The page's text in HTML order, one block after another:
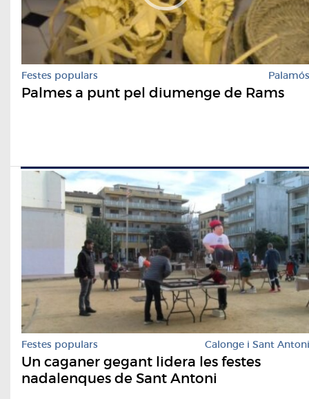
Festes populars Palamós
Palmes a punt pel diumenge de Rams
Festes populars Calonge i Sant Antoni
Un caganer gegant lidera les festes
nadalenques de Sant Antoni